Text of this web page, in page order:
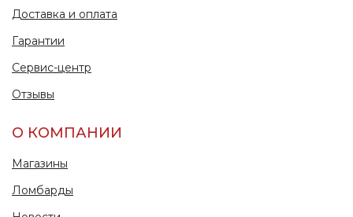
Доставка и оплата
Гарантии
Сервис-центр
Отзывы
О КОМПАНИИ
Магазины
Ломбарды